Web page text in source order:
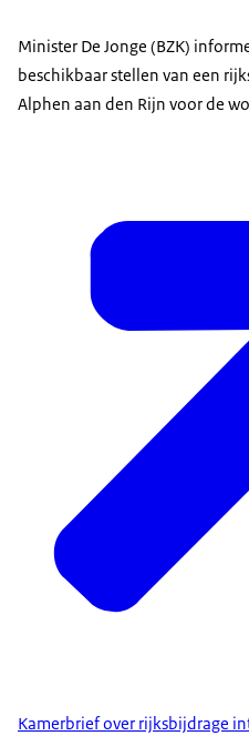
Minister De Jonge (BZK)
beschikbaar stellen van een
Alphen aan den Rijn voor de
Kamerbrief over rijksbijdrage